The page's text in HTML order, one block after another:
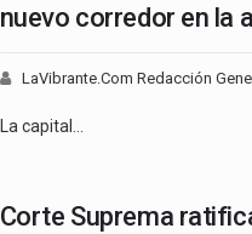
nuevo corredor en la
LaVibrante.Com Redacción
La capital…
Corte Suprema